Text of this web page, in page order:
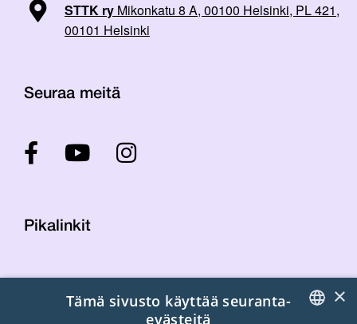
STTK ry Mikonkatu 8 A, 00100 Helsinki, PL 421,
00101 Helsinki
Seuraa meitä
Pikalinkit
Laskutustiedot
×
Tämä sivusto käyttää seuranta-
evästeitä